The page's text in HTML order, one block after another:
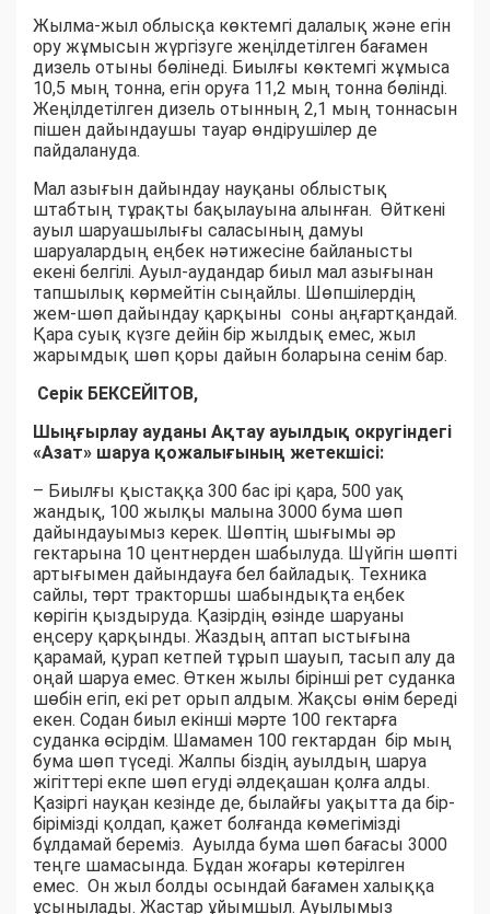
Жылма-жыл облысқа көктемгі далалық және егін
ору жұмысын жүргізуге жеңілдетілген бағамен
дизель отыны бөлінеді. Биылғы көктемгі жұмыса
10,5 мың тонна, егін оруға 11,2 мың тонна бөлінді.
Жеңілдетілген дизель отынның 2,1 мың тоннасын
пішен дайындаушы тауар өндірушілер де
пайдалануда.
Мал азығын дайындау науқаны облыстық
штабтың тұрақты бақылауына алынған. Өйткені
ауыл шаруашылығы саласының дамуы
шаруалардың еңбек нәтижесіне байланысты
екені белгілі. Ауыл-аудандар биыл мал азығынан
тапшылық көрмейтін сыңайлы. Шөпшілердің
жем-шөп дайындау қарқыны соны аңғартқандай.
Қара суық күзге дейін бір жылдық емес, жыл
жарымдық шөп қоры дайын боларына сенім бар.
Серік БЕКСЕЙІТОВ,
Шыңғырлау ауданы Ақтау ауылдық округіндегі
«Азат» шаруа қожалығының жетекшісі:
– Биылғы қыстаққа 300 бас ірі қара, 500 уақ
жандық, 100 жылқы малына 3000 бума шөп
дайындауымыз керек. Шөптің шығымы әр
гектарына 10 центнерден шабылуда. Шүйгін шөпті
артығымен дайындауға бел байладық. Техника
сайлы, төрт тракторшы шабындықта еңбек
көрігін қыздыруда. Қазірдің өзінде шаруаны
еңсеру қарқынды. Жаздың аптап ыстығына
қарамай, қурап кетпей тұрып шауып, тасып алу да
оңай шаруа емес. Өткен жылы бірінші рет суданка
шөбін егіп, екі рет орып алдым. Жақсы өнім береді
екен. Содан биыл екінші мәрте 100 гектарға
суданка өсірдім. Шамамен 100 гектардан бір мың
бума шөп түседі. Жалпы біздің ауылдың шаруа
жігіттері екпе шөп егуді әлдеқашан қолға алды.
Қазіргі науқан кезінде де, былайғы уақытта да бір-
бірімізді қолдап, қажет болғанда көмегімізді
бұлдамай береміз. Ауылда бума шөп бағасы 3000
теңге шамасында. Бұдан жоғары көтерілген
емес. Он жыл болды осындай бағамен халыққа
ұсынылады. Жастар ұйымшыл. Ауылымыз